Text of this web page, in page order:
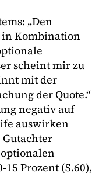
„Den
in Kombination
scheint mir zu
mit der
der Quote.“
negativ auf
auswirken
Gutachter
Prozent (S.60),